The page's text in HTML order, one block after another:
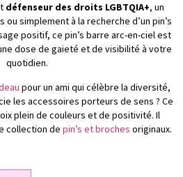
défenseur des droits LGBTQIA+, un
simplement à la recherche d’un pin’s
positif, ce pin’s barre arc-en-ciel est
dose de gaieté et de visibilité à votre
quotidien.
pour un ami qui célèbre la diversité,
les accessoires porteurs de sens ? Ce
plein de couleurs et de positivité. Il
collection de pin’s et broches originaux.